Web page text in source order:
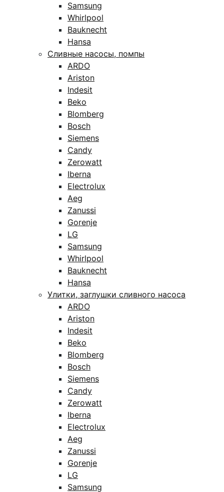
Samsung
Whirlpool
Bauknecht
Hansa
Сливные насосы, помпы
ARDO
Ariston
Indesit
Beko
Blomberg
Bosch
Siemens
Candy
Zerowatt
Iberna
Electrolux
Aeg
Zanussi
Gorenje
LG
Samsung
Whirlpool
Bauknecht
Hansa
Улитки, заглушки сливного насоса
ARDO
Ariston
Indesit
Beko
Blomberg
Bosch
Siemens
Candy
Zerowatt
Iberna
Electrolux
Aeg
Zanussi
Gorenje
LG
Samsung